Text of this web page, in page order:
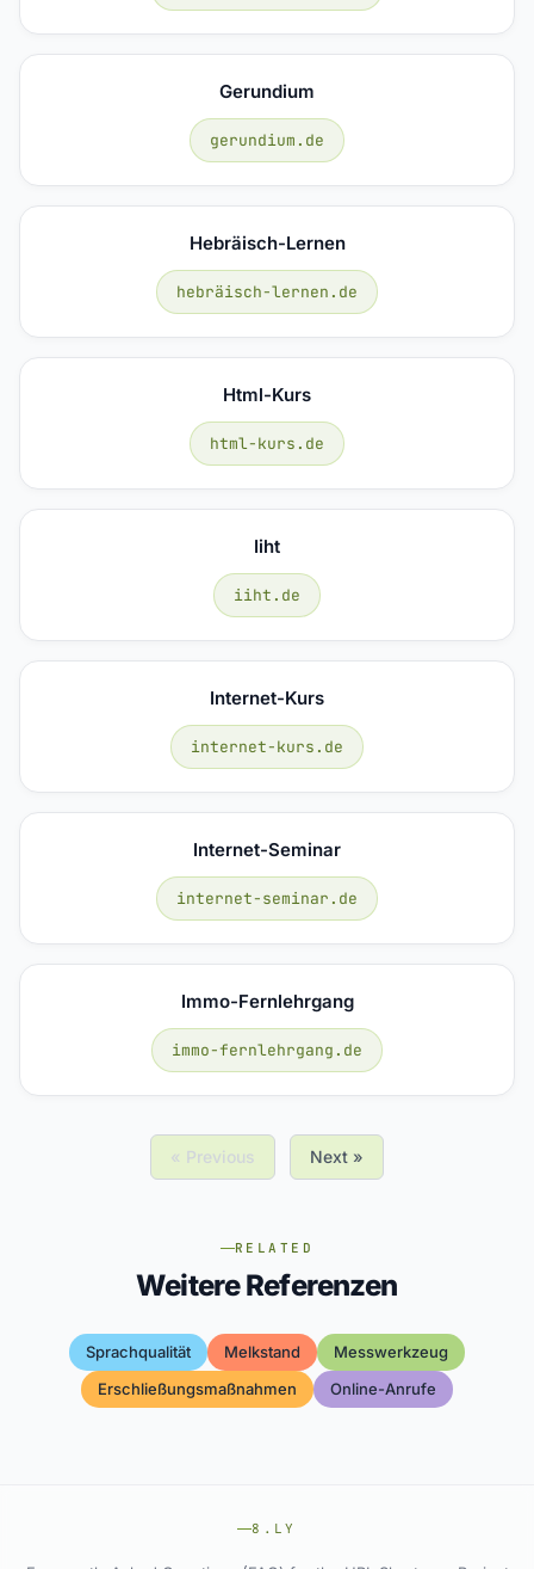
Gerundium
gerundium.de
Hebräisch-Lernen
hebräisch-lernen.de
Html-Kurs
html-kurs.de
Iiht
iiht.de
Internet-Kurs
internet-kurs.de
Internet-Seminar
internet-seminar.de
Immo-Fernlehrgang
immo-fernlehrgang.de
« Previous Next »
RELATED
Weitere Referenzen
Sprachqualität Melkstand
Messwerkzeug
Erschließungsmaßnahmen
Online-Anrufe
8.LY